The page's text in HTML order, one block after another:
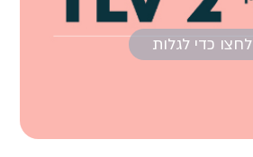
לחצו כדי לגלות